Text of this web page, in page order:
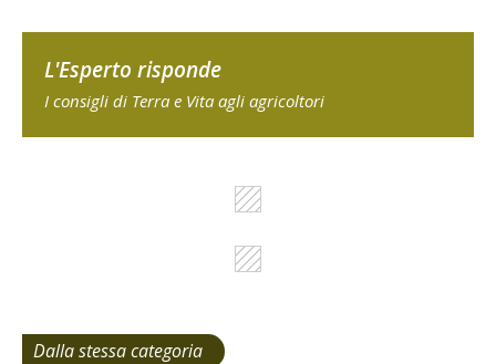
L'Esperto risponde
I consigli di Terra e Vita agli agricoltori
Dalla stessa categoria